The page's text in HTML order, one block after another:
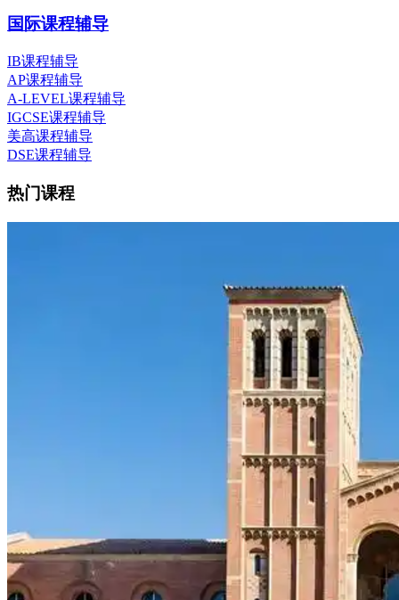
国际课程辅导
IB课程辅导
AP课程辅导
A-LEVEL课程辅导
IGCSE课程辅导
美高课程辅导
DSE课程辅导
热门课程